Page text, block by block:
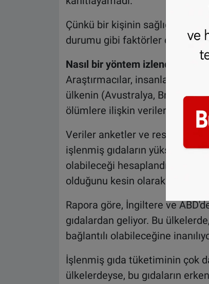
Çünkü bir kişinin sağlığında
durumu gibi faktörler de rol
Nasıl bir yöntem izlendi?
Araştırmacılar, insanların
ülkenin (Avustralya, Brezilya,
ölümlere ilişkin verilerini
Veriler anketler ve resmi
işlenmiş gıdaların yüksek
olabileceği hesaplandı. Ancak
olduğunu kesin olarak
Rapora göre, İngiltere ve
gıdalardan geliyor. Bu
bağlantılı olabileceğine
İşlenmiş gıda tüketiminin çok
ülkelerdeyse, bu gıdaların